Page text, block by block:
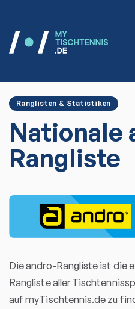
Ranglisten & Statistiken
Nationale
Rangliste
Die andro-Rangliste ist die
Rangliste aller
auf myTischtennis.de zu